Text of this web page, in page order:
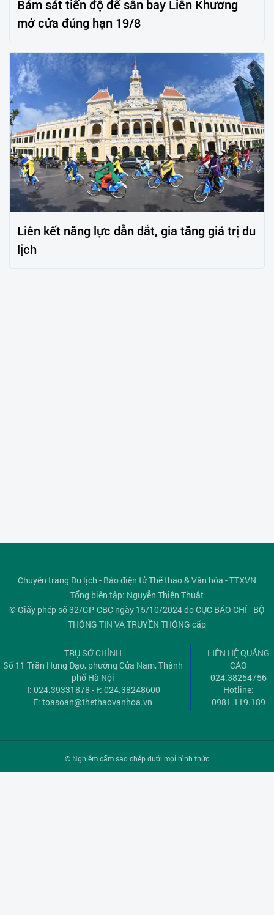
Bám sát tiến độ để sân bay Liên Khương
mở cửa đúng hạn 19/8
Liên kết năng lực dẫn dắt, gia tăng giá trị du
lịch
Chuyên trang Du lịch - Báo điện tử Thể thao & Văn hóa - TTXVN
Tổng biên tập: Nguyễn Thiện Thuật
© Giấy phép số 32/GP-CBC ngày 15/10/2024 do CỤC BÁO CHÍ - BỘ
THÔNG TIN VÀ TRUYỀN THÔNG cấp
TRỤ SỞ CHÍNH
Số 11 Trần Hưng Đạo, phường Cửa Nam, Thành
phố Hà Nội
T: 024.39331878 - F: 024.38248600
E:toasoan@thethaovanhoa.vn
LIÊN HỆ QUẢNG
CÁO
024.38254756
Hotline:
0981.119.189
© Nghiêm cấm sao chép dưới mọi hình thức